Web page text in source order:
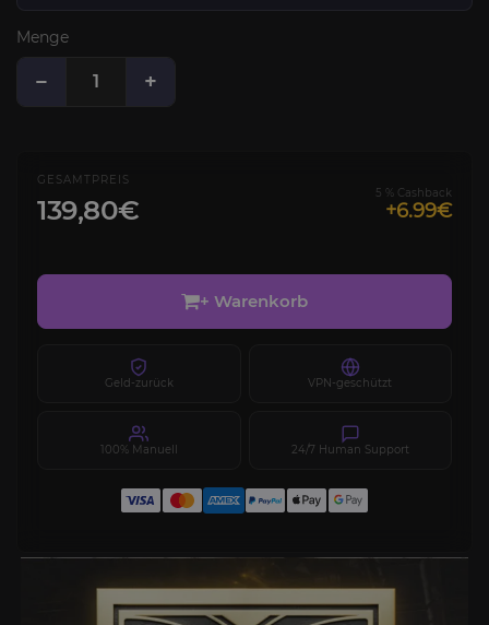
Menge
− +
GESAMTPREIS
139,80€
5 % Cashback
+6.99€
+ Warenkorb
Geld-zurück VPN-geschützt
100% Manuell 24/7 Human Support